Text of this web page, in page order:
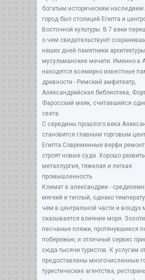
богатым историческим наследием.
город был столицей Египта и
Восточной культуры. В 7 веки
о чем свидетельствуют
наших дней памятники
мусульманские мечети. Именно в
находятся всемирно известные
древности - Римский амфитеатр,
Александрийская библиотека,
Фаросский маяк, считавшийся
света.
С середины прошлого века
становится главным торговым
Египта.Современные верфи
строят новые суда. Хорошо развиты
металлургия, тяжелая и легкая
промышленность.
Климат в александрии -
мягкий и теплый, однако
чем в центральной части и воздух
сказывается влияние моря.
песчаные пляжи, протянувшиеся
побережью, и отличный сервис
сюда тысячи туристов. К услугам
предоставлены многочисленные
туристические агентства,